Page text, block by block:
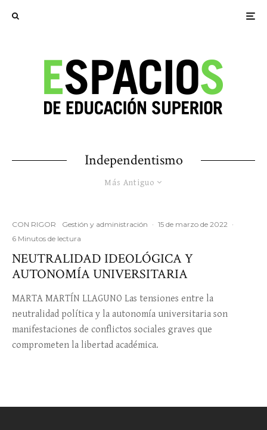
Independentismo
Más Antiguo
CON RIGOR Gestión y administración · 15 de marzo de 2022 ·
6 Minutos de lectura
NEUTRALIDAD IDEOLÓGICA Y
AUTONOMÍA UNIVERSITARIA
MARTA MARTÍN LLAGUNO Las tensiones entre la
neutralidad política y la autonomía universitaria son
manifestaciones de conflictos sociales graves que
comprometen la libertad académica.